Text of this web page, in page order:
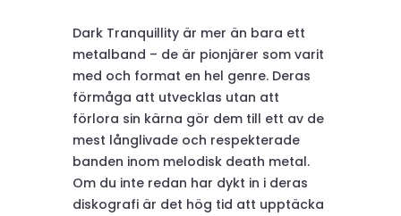
Dark Tranquillity är mer än bara ett
metalband – de är pionjärer som varit
med och format en hel genre. Deras
förmåga att utvecklas utan att
förlora sin kärna gör dem till ett av de
mest långlivade och respekterade
banden inom melodisk death metal.
Om du inte redan har dykt in i deras
diskografi är det hög tid att upptäcka